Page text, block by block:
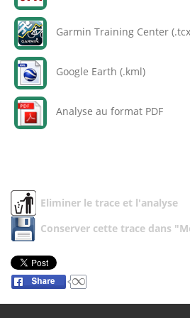
Garmin Training Center
Google Earth (.kml)
Analyse au format PDF
Eliminer le trace et l'analyse
Conserver cette trace dans